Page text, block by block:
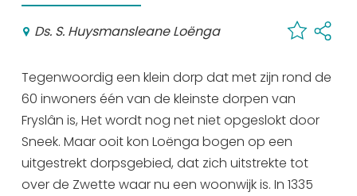
Jouw Sneek
Other languages
UITagenda
Routes
Ds. S. Huysmansleane Loënga
Tegenwoordig een klein dorp dat met zijn rond de
60 inwoners één van de kleinste dorpen van
Fryslân is, Het wordt nog net niet opgeslokt door
Sneek. Maar ooit kon Loënga bogen op een
uitgestrekt dorpsgebied, dat zich uitstrekte tot
over de Zwette waar nu een woonwijk is. In 1335